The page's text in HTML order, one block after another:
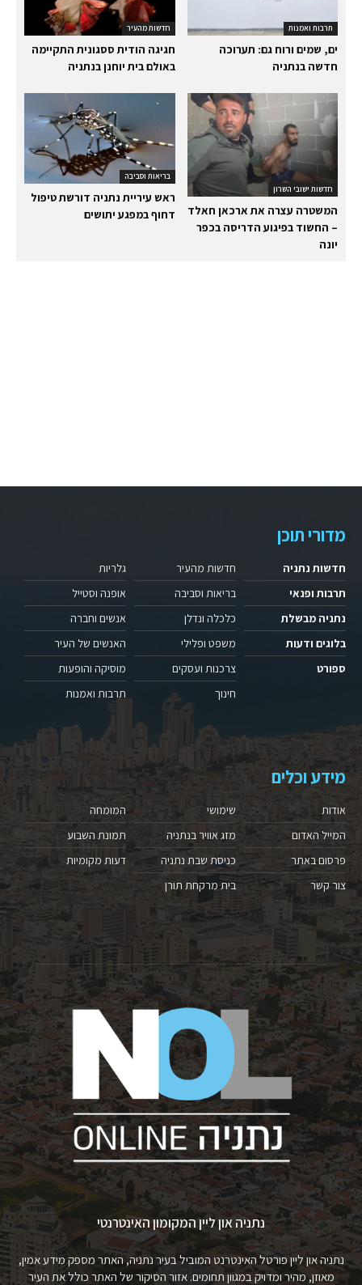
חדשות מהעיר
חגיגה הודית ססגונית התקיימה
באולם בית יוחנן בנתניה
תרבות ואמנות
ים, שמים ורוח גם: תערוכה
חדשה בנתניה
בריאות וסביבה
ראש עיריית נתניה דורשת טיפול
דחוף במפגע יתושים
חדשות ישובי השרון
המשטרה עצרה את ארכאן חאלד
– החשוד בפיגוע הדריסה בכפר
יונה
מדורי תוכן
חדשות נתניה
תרבות ופנאי
נתניה מבשלת
בלוגים ודעות
ספורט
חדשות מהעיר
בריאות וסביבה
כלכלה ונדלן
משפט ופלילי
צרכנות ועסקים
חינוך
גלריות
אופנה וסטייל
אנשים וחברה
האנשים של העיר
מוסיקה והופעות
תרבות ואמנות
מידע וכלים
אודות
המייל האדום
פרסום באתר
צור קשר
שימושי
מזג אוויר בנתניה
כניסת שבת נתניה
בית מרקחת תורן
המומחה
תמונת השבוע
דעות מקומיות
נתניה און ליין המקומון האינטרנטי
נתניה און ליין פורטל האינטרנט המוביל בעיר נתניה, האתר מספק מידע אמין,
מאוזן, מהיר ומדויק במגוון תחומים. אזור הסיקור של האתר כולל את העיר